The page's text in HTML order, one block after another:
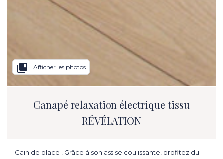
collections_bookmark Afficher les photos
Canapé relaxation électrique tissu
RÉVÉLATION
Gain de place ! Grâce à son assise coulissante, profitez du